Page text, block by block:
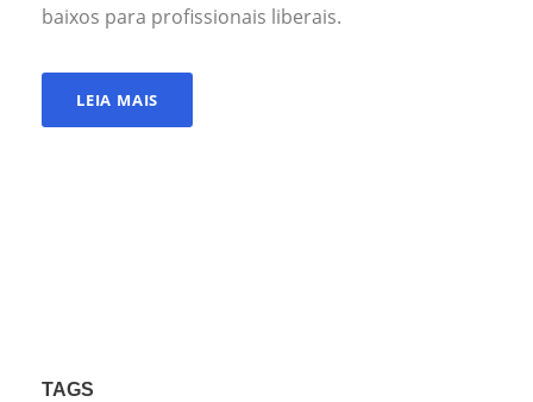
baixos para profissionais liberais.
LEIA MAIS
TAGS